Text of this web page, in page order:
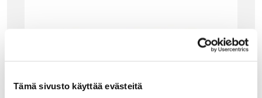
Tämä sivusto käyttää evästeitä